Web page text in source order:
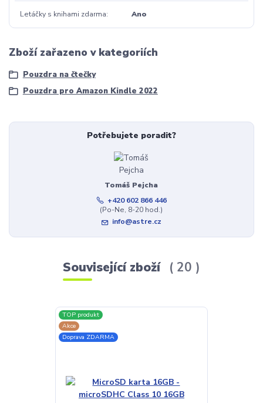
Letáčky s knihami zdarma Ano
Zboží zařazeno v kategoriích
Pouzdra na čtečky
Pouzdra pro Amazon Kindle 2022
Potřebujete poradit?
Tomáš Pejcha
+420 602 866 446
(Po-Ne, 8-20 hod.)
info@astre.cz
Související zboží 20
TOP produkt
Akce
Doprava ZDARMA